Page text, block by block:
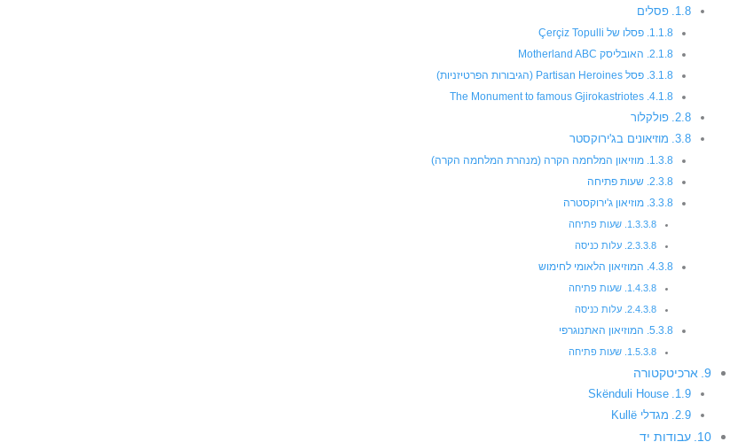
פסלים
פסלו של Çerçiz Topulli
האובליסק Motherland ABC
פסל Partisan Heroines (הגיבורות הפרטיזניות)
The Monument to famous Gjirokastriotes
פולקלור
מוזיאונים בג'ירוקסטר
מוזיאון המלחמה הקרה (מנהרת המלחמה הקרה)
שעות פתיחה
מוזיאון ג'ירוקסטרה
שעות פתיחה
עלות כניסה
המוזיאון הלאומי לחימוש
שעות פתיחה
עלות כניסה
המוזיאון האתנוגרפי
שעות פתיחה
ארכיטקטורה
Skënduli House
מגדלי Kullë
עבודות יד